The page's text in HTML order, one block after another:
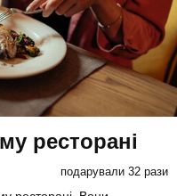
ресторані
подарували 32 рази